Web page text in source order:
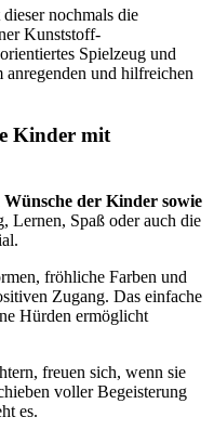
nochmals die
Kunststoff-
Spielzeug und
und hilfreichen
Kinder mit
der Kinder sowie
Lernen, Spaß oder auch die
fröhliche Farben und
Zugang. Das einfache
Hürden ermöglicht
freuen sich, wenn sie
voller Begeisterung
es.